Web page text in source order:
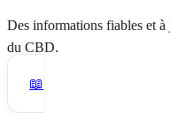
Des informations fiables et
du CBD.
📖